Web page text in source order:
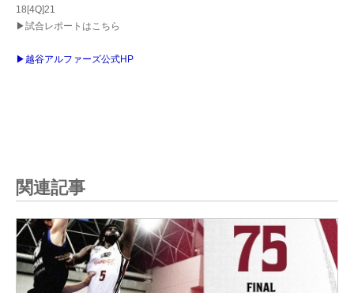
18[4Q]21
▶試合レポートはこちら
▶越谷アルファーズ公式HP
関連記事